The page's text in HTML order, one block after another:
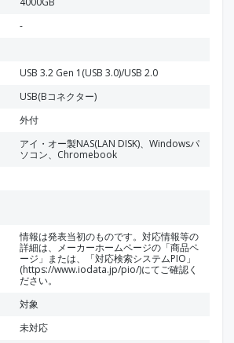
-
USB 3.2 Gen 1(USB 3.0)/USB 2.0
USB(Bコネクター)
外付
アイ・オー製NAS(LAN DISK)、Windowsパ
ソコン、Chromebook
情報は発表当初のものです。対応情報等の
詳細は、メーカーホームページの「商品ペ
ージ」または、「対応検索システムPIO」
(https://www.iodata.jp/pio/)にてご確認く
ださい。
対象
未対応